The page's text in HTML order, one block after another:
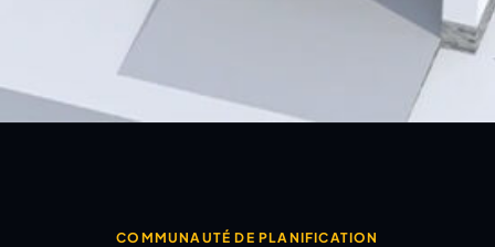
COMMUNAUTÉ DE PLANIFICATION